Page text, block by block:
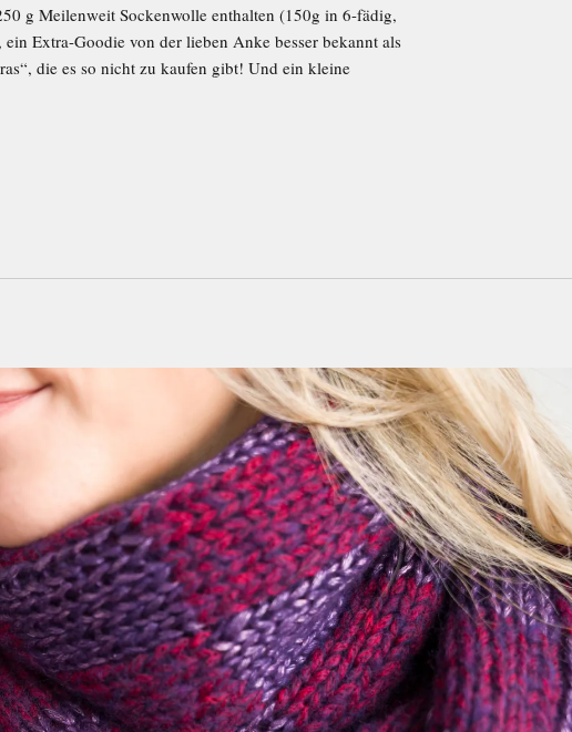
g Meilenweit Sockenwolle enthalten (150g in 6-fädig,
Extra-Goodie von der lieben Anke besser bekannt als
die es so nicht zu kaufen gibt! Und ein kleine